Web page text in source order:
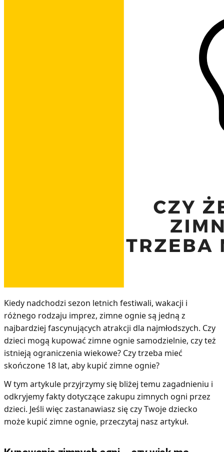
Kiedy nadchodzi sezon letnich festiwali, wakacji i
różnego rodzaju imprez, zimne ognie są jedną z
najbardziej fascynujących atrakcji dla najmłodszych. Czy
dzieci mogą kupować zimne ognie samodzielnie, czy też
istnieją ograniczenia wiekowe? Czy trzeba mieć
skończone 18 lat, aby kupić zimne ognie?
W tym artykule przyjrzymy się bliżej temu zagadnieniu i
odkryjemy fakty dotyczące zakupu zimnych ogni przez
dzieci. Jeśli więc zastanawiasz się czy Twoje dziecko
może kupić zimne ognie, przeczytaj nasz artykuł.